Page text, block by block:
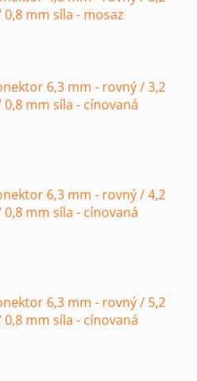
mm síla - mosaz
6,3 mm - rovný / 3,2
mm síla - cínovaná
6,3 mm - rovný / 4,2
mm síla - cínovaná
6,3 mm - rovný / 5,2
mm síla - cínovaná